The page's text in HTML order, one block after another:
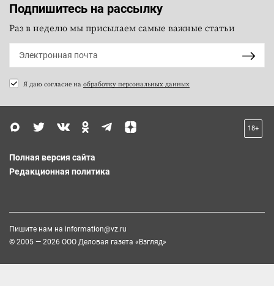
Подпишитесь на рассылку
Раз в неделю мы присылаем самые важные статьи
Я даю согласие на обработку персональных данных
18+
Полная версия сайта
Редакционная политика
Пишите нам на information@vz.ru
© 2005 — 2026 ООО Деловая газета «Взгляд»